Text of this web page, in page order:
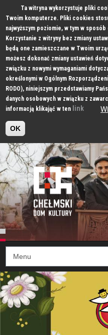
Ta witryna wykorzystuje pliki
Twoim komputerze. Pliki cookies
najwyższym poziomie, w tym w
Korzystanie z witryny bez zmiany
będą one zamieszczane w Twoim
możesz dokonać zmiany ustawień
związku z nowymi wymaganiami
określonymi w Ogólnym
RODO), niniejszym przedstawiamy
danych osobowych w związku z
informacją klikająć w ten link
OK